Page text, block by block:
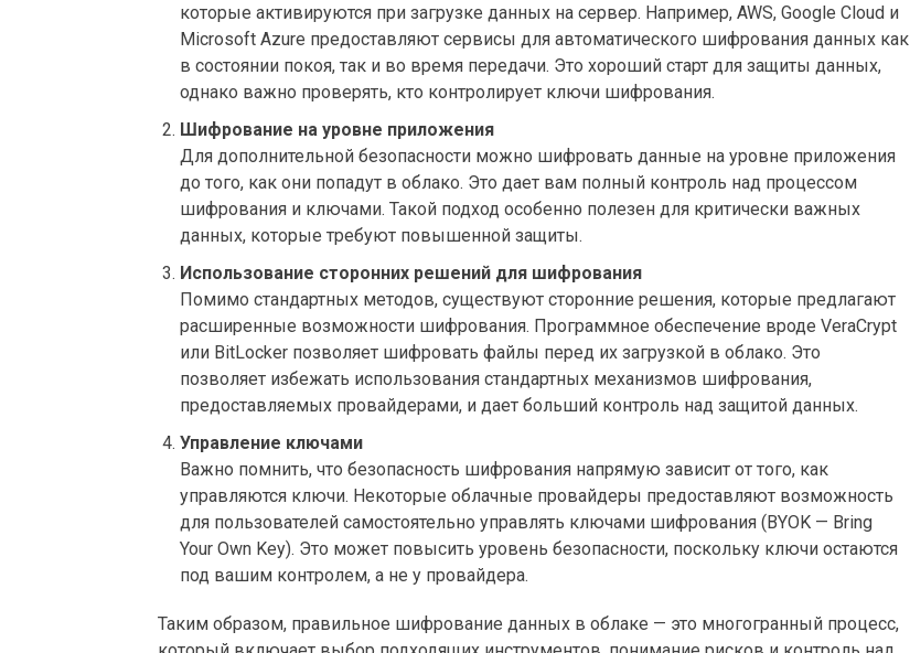
которые активируются при загрузке данных на сервер. Например, AWS, Google Cloud и
Microsoft Azure предоставляют сервисы для автоматического шифрования данных как
в состоянии покоя, так и во время передачи. Это хороший старт для защиты данных,
однако важно проверять, кто контролирует ключи шифрования.
Шифрование на уровне приложения
Для дополнительной безопасности можно шифровать данные на уровне приложения
до того, как они попадут в облако. Это дает вам полный контроль над процессом
шифрования и ключами. Такой подход особенно полезен для критически важных
данных, которые требуют повышенной защиты.
Использование сторонних решений для шифрования
Помимо стандартных методов, существуют сторонние решения, которые предлагают
расширенные возможности шифрования. Программное обеспечение вроде VeraCrypt
или BitLocker позволяет шифровать файлы перед их загрузкой в облако. Это
позволяет избежать использования стандартных механизмов шифрования,
предоставляемых провайдерами, и дает больший контроль над защитой данных.
Управление ключами
Важно помнить, что безопасность шифрования напрямую зависит от того, как
управляются ключи. Некоторые облачные провайдеры предоставляют возможность
для пользователей самостоятельно управлять ключами шифрования (BYOK — Bring
Your Own Key). Это может повысить уровень безопасности, поскольку ключи остаются
под вашим контролем, а не у провайдера.
Таким образом, правильное шифрование данных в облаке — это многогранный процесс,